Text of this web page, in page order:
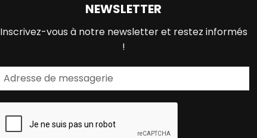
NEWSLETTER
Inscrivez-vous à notre newsletter et restez informés
!